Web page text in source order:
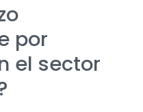
por
el sector